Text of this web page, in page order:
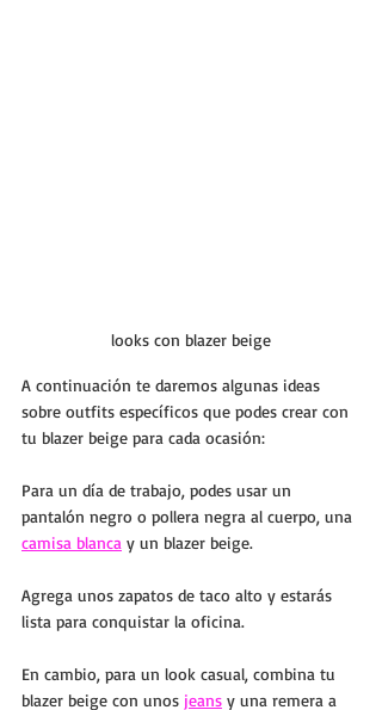
looks con blazer beige
A continuación te daremos algunas ideas
sobre outfits específicos que podes crear con
tu blazer beige para cada ocasión:
Para un día de trabajo, podes usar un
pantalón negro o pollera negra al cuerpo, una
camisa blanca y un blazer beige.
Agrega unos zapatos de taco alto y estarás
lista para conquistar la oficina.
En cambio, para un look casual, combina tu
blazer beige con unos jeans y una remera a